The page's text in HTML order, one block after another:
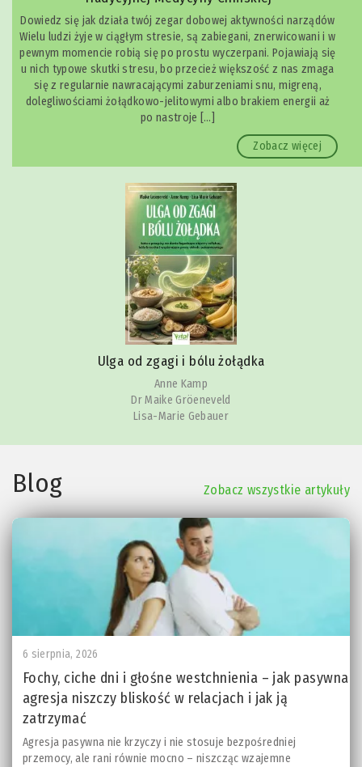
Dowiedz się jak działa twój zegar dobowej aktywności narządów
Wielu ludzi żyje w ciągłym stresie, są zabiegani, znerwicowani i w
pewnym momencie robią się po prostu wyczerpani. Pojawiają się
u nich typowe skutki stresu, bo przecież większość z nas zmaga
się z regularnie nawracającymi zaburzeniami snu, migreną,
dolegliwościami żołądkowo-jelitowymi albo brakiem energii aż
po nastroje […]
Zobacz więcej
Ulga od zgagi i bólu żołądka
Anne Kamp
Dr Maike Gröeneveld
Lisa-Marie Gebauer
Blog Zobacz wszystkie artykuły
6 sierpnia, 2026
Fochy, ciche dni i głośne westchnienia – jak pasywna
agresja niszczy bliskość w relacjach i jak ją
zatrzymać
Agresja pasywna nie krzyczy i nie stosuje bezpośredniej
przemocy, ale rani równie mocno – niszcząc wzajemne